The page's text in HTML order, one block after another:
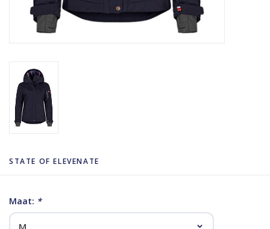
STATE OF ELEVENATE
Maat: *